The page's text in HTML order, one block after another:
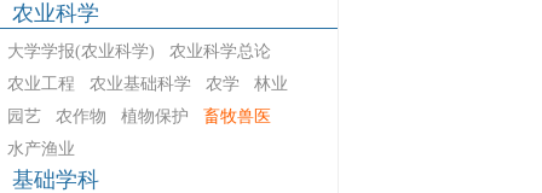
农业科学
大学学报(农业科学)
农业科学总论
农业工程
农业基础科学 农学
林业
园艺
农作物 植物保护
畜牧兽医
水产渔业
基础学科